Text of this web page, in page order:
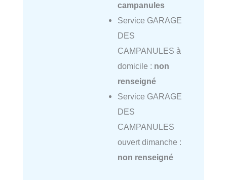
campanules
Service GARAGE
DES
CAMPANULES à
domicile : non
renseigné
Service GARAGE
DES
CAMPANULES
ouvert dimanche :
non renseigné